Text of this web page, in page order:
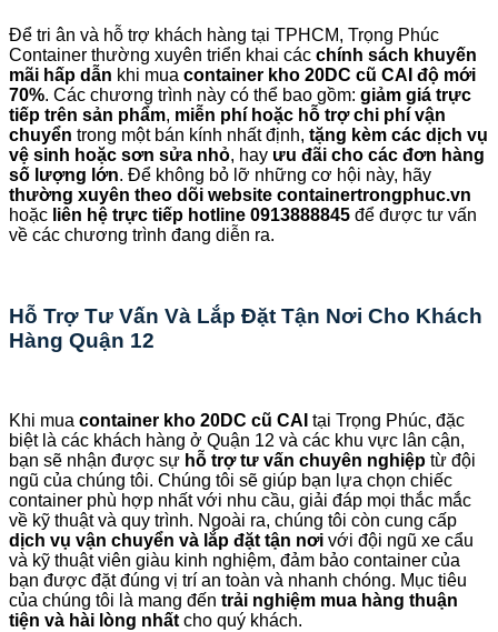
Để tri ân và hỗ trợ khách hàng tại TPHCM, Trọng Phúc
Container thường xuyên triển khai các chính sách khuyến
mãi hấp dẫn khi mua container kho 20DC cũ CAI độ mới
70%. Các chương trình này có thể bao gồm: giảm giá trực
tiếp trên sản phẩm, miễn phí hoặc hỗ trợ chi phí vận
chuyển trong một bán kính nhất định, tặng kèm các dịch vụ
vệ sinh hoặc sơn sửa nhỏ, hay ưu đãi cho các đơn hàng
số lượng lớn. Để không bỏ lỡ những cơ hội này, hãy
thường xuyên theo dõi website containertrongphuc.vn
hoặc liên hệ trực tiếp hotline 0913888845 để được tư vấn
về các chương trình đang diễn ra.
Hỗ Trợ Tư Vấn Và Lắp Đặt Tận Nơi Cho Khách
Hàng Quận 12
Khi mua container kho 20DC cũ CAI tại Trọng Phúc, đặc
biệt là các khách hàng ở Quận 12 và các khu vực lân cận,
bạn sẽ nhận được sự hỗ trợ tư vấn chuyên nghiệp từ đội
ngũ của chúng tôi. Chúng tôi sẽ giúp bạn lựa chọn chiếc
container phù hợp nhất với nhu cầu, giải đáp mọi thắc mắc
về kỹ thuật và quy trình. Ngoài ra, chúng tôi còn cung cấp
dịch vụ vận chuyển và lắp đặt tận nơi với đội ngũ xe cẩu
và kỹ thuật viên giàu kinh nghiệm, đảm bảo container của
bạn được đặt đúng vị trí an toàn và nhanh chóng. Mục tiêu
của chúng tôi là mang đến trải nghiệm mua hàng thuận
tiện và hài lòng nhất cho quý khách.